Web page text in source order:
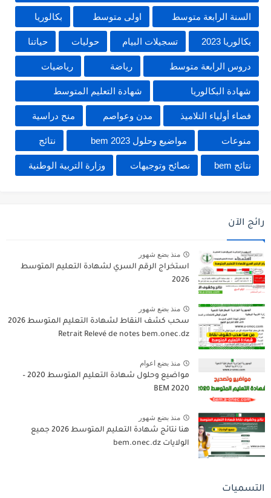
السنة الرابعة متوسط اولى متوسط بكالوريا
بكالوريا 2023 تسجيلات البيام حوليات حياتنا
دروس الرابعة متوسط رياضة رياضيات
شهادة البكالوريا شهادة التعليم المتوسط
فضاء أولياء التلاميذ مدن وعواصم منح دراسية
منوعات مواضيع وحلول 2023 bem نتائج
نتائج bem نصائح وتوجيهات وزارة التربية الوطنية
رائج الآن
منذ بضع شهور
استخراج الرقم السري لشهادة التعليم المتوسط
2026
منذ بضع شهور
سحب كشف النقاط لشهادة التعليم المتوسط 2026
Retrait Relevé de notes bem.onec.dz
منذ بضع اعوام
مواضيع وحلول شهادة التعليم المتوسط 2020 –
BEM 2020
منذ بضع شهور
هنا نتائج شهادة التعليم المتوسط 2026 جميع
الولايات bem.onec.dz
التسميات